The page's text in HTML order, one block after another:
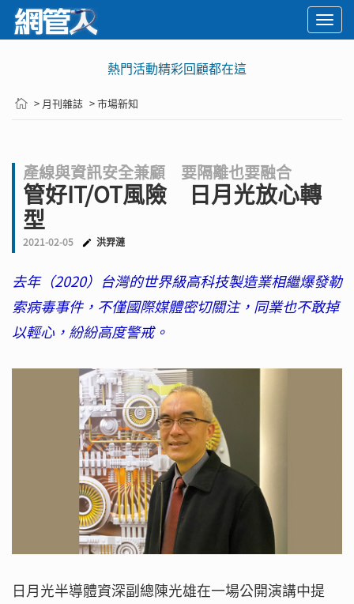
熱門活動精彩回顧都在這
> 月刊雜誌 > 市場新知
產線與資訊安全兼顧 要隔離也要融合
管好IT/OT風險 日月光放心轉
型
2021-02-05 洪羿漣
去年（2020）台灣的世界級高科技製造業相繼爆發勒
索病毒事件，不僅國際媒體密切關注，同業也不敢掉
以輕心，紛紛高度警戒。
日月光半導體資深副總陳光雄在一場公開演講中提